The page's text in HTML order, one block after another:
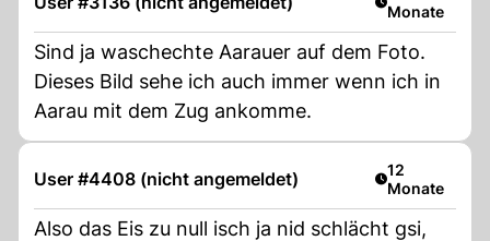
Monate
Sind ja waschechte Aarauer auf dem Foto.
Dieses Bild sehe ich auch immer wenn ich in
Aarau mit dem Zug ankomme.
User #4408 (nicht angemeldet) Artikel
12
Monate
Also das Eis zu null isch ja nid schlächt gsi,